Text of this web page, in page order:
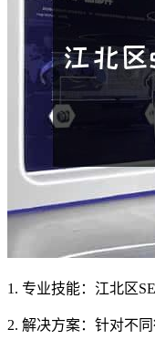
1. 专业技能：江北区
2. 解决方案：针对不